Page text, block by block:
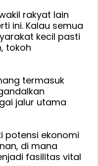
rakyat lain
ini. Kalau semua
kecil pasti
tokoh
termasuk
jalur utama
potensi ekonomi
di mana
fasilitas vital